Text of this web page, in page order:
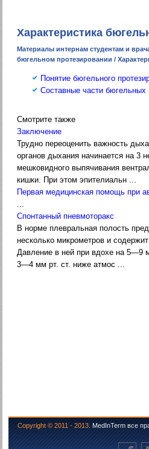
Характеристика
Материалы интернам студентам и
бюгельном протезировании /
Понятие бюгельного
Составные части бюгельных
Смотрите также
Заключение
Трудно переоценить важность
органов дыхания начинается на 3
мешковидного выпячивания
кишки. При этом эпителиальн ...
Первая медицинская помощь при
...
Спонтанный пневмоторакс
В норме плевральная полость
несколько микрометров и
Давление в ней при вдохе на 5—9
3—4 мм рт. ст. ниже атмос ...
Copyright © 2011 - 2013. MedInTerm все